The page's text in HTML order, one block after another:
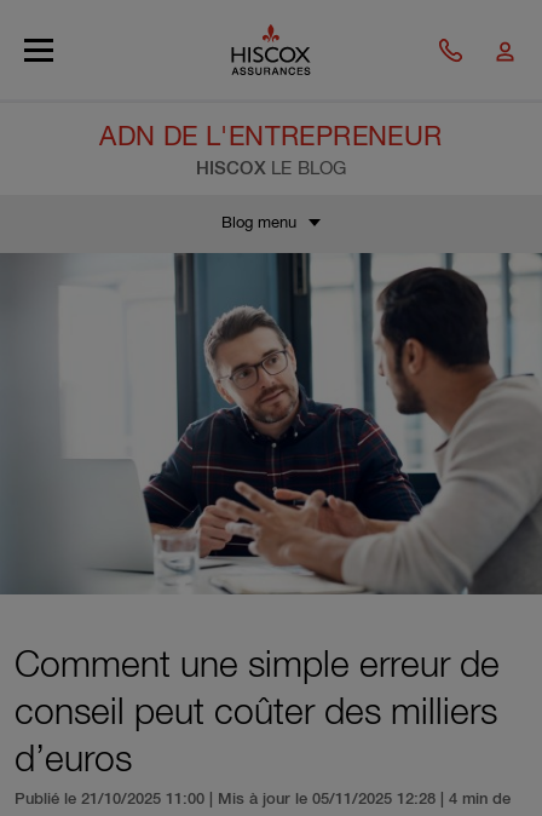
ADN DE L'ENTREPRENEUR
HISCOX LE BLOG
Blog menu
Comment une simple erreur de
conseil peut coûter des milliers
d’euros
Publié le 21/10/2025 11:00 | Mis à jour le 05/11/2025 12:28
| 4 min de